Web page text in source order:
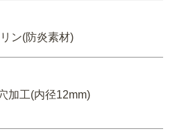
オリジナルオーダーについて
ン(防炎素材)
加工(内径12mm)